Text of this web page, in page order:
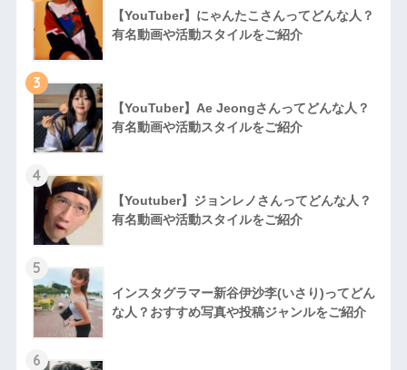
【YouTuber】にゃんたこさんってどんな⼈？
有名動画や活動スタイルをご紹介
3
【YouTuber】Ae Jeongさんってどんな⼈？
有名動画や活動スタイルをご紹介
4
【Youtuber】ジョンレノさんってどんな人？
有名動画や活動スタイルをご紹介
5
インスタグラマー新谷伊沙李(いさり)ってどん
な⼈？おすすめ写真や投稿ジャンルをご紹介
6